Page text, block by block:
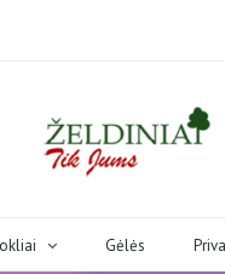
Gėlės